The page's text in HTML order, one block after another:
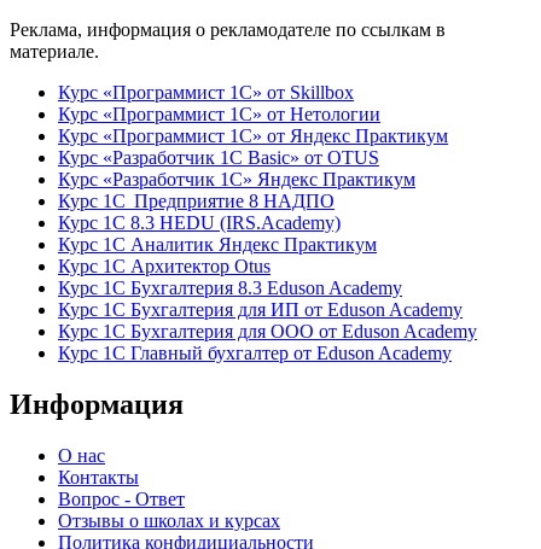
Реклама, информация о рекламодателе по ссылкам в
материале.
Курс «Программист 1С» от Skillbox
Курс «Программист 1С» от Нетологии
Курс «Программист 1С» от Яндекс Практикум
Курс «Разработчик 1С Basic» от OTUS
Курс «Разработчик 1С» Яндекс Практикум
Курс 1С Предприятие 8 НАДПО
Курс 1С 8.3 HEDU (IRS.Academy)
Курс 1С Аналитик Яндекс Практикум
Курс 1С Архитектор Otus
Курс 1С Бухгалтерия 8.3 Eduson Academy
Курс 1С Бухгалтерия для ИП от Eduson Academy
Курс 1С Бухгалтерия для ООО от Eduson Academy
Курс 1С Главный бухгалтер от Eduson Academy
Информация
О нас
Контакты
Вопрос - Ответ
Отзывы о школах и курсах
Политика конфидициальности